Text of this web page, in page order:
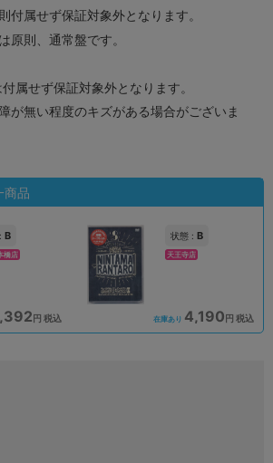
属せず保証対象外となります。
則、通常盤です。
属せず保証対象外となります。
が無い程度のキズがある場合がございま
商品
B
橋店
円 税込
状態 : B
天王寺店
在庫あり 4,190 円 税込